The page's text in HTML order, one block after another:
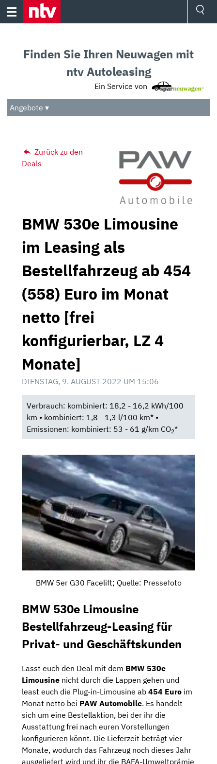
Skip
Audio
Das Beste
Finden Sie Ihren Neuwagen mit
ntv Autoleasing
Ein Service von
Angebote ▾
Zurück zu den
Deals
BMW 530e Limousine
im Leasing als
Bestellfahrzeug ab 454
(558) Euro im Monat
netto [frei
konfigurierbar, LZ 4
Monate]
DIENSTAG, 9. AUGUST 2022 UM 15:06
Verbrauch: kombiniert: 18,2 - 16,2 kWh/100
km • kombiniert: 1,8 - 1,3 l/100 km* •
Emissionen: kombiniert: 53 - 61 g/km CO2*
BMW 5er G30 Facelift; Quelle: Pressefoto
BMW 530e Limousine
Bestellfahrzeug-Leasing für
Privat- und Geschäftskunden
Lasst euch den Deal mit dem BMW 530e
Limousine nicht durch die Lappen gehen und
least euch die Plug-in-Limousine ab 454 Euro im
Monat netto bei PAW Automobile. Es handelt
sich um eine Bestellaktion, bei der ihr die
Ausstattung frei nach euren Vorstellungen
konfigurieren könnt. Die Lieferzeit beträgt vier
Monate, wodurch das Fahrzeug noch dieses Jahr
ausgeliefert wird und ihr die BAFA-Umweltprämie